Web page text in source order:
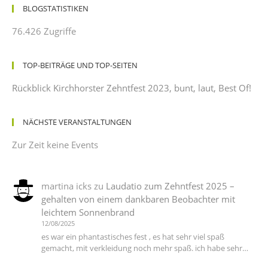
BLOGSTATISTIKEN
76.426 Zugriffe
TOP-BEITRÄGE UND TOP-SEITEN
Rückblick Kirchhorster Zehntfest 2023, bunt, laut, Best Of!
NÄCHSTE VERANSTALTUNGEN
Zur Zeit keine Events
martina ickszu Laudatio zum Zehntfest 2025 –
gehalten von einem dankbaren Beobachter mit
leichtem Sonnenbrand
12/08/2025
es war ein phantastisches fest , es hat sehr viel spaß
gemacht, mit verkleidung noch mehr spaß. ich habe sehr…